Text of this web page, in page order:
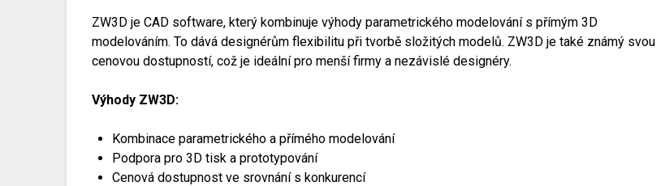
ZW3D je CAD software, který kombinuje výhody parametrického modelování s přímým 3D
modelováním. To dává designérům flexibilitu při tvorbě složitých modelů. ZW3D je také známý svou
cenovou dostupností, což je ideální pro menší firmy a nezávislé designéry.
Výhody ZW3D:
Kombinace parametrického a přímého modelování
Podpora pro 3D tisk a prototypování
Cenová dostupnost ve srovnání s konkurencí